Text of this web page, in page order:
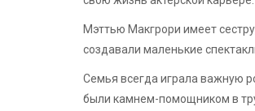
Мэттью Макгрори имеет
создавали маленькие
Семья всегда играла важную
были камнем-помощником в